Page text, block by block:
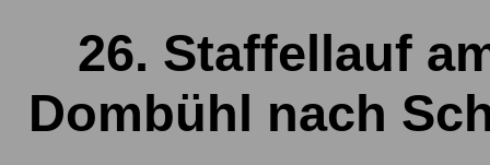
26. Staffellauf
Dombühl nach